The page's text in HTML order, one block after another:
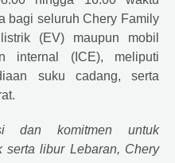
bagi seluruhChery Family
(EV) maupun mobil
internal (ICE), meliputi
suku cadang, serta
dan komitmen untuk
serta libur Lebaran, Chery